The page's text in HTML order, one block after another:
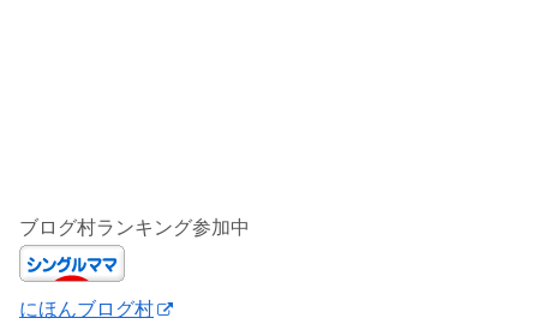
ブログ村ランキング参加中
にほんブログ村